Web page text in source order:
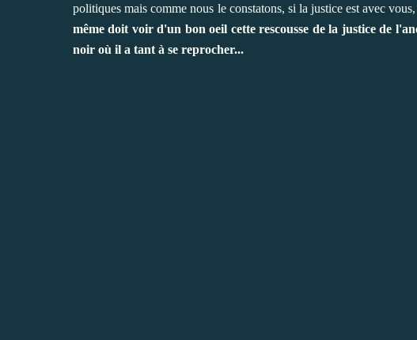
politiques mais comme nous le constatons, si la justice est avec
même doit voir d'un bon oeil cette rescousse de la justice de
noir où il a tant à se reprocher...